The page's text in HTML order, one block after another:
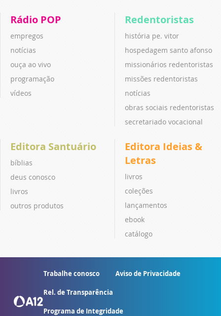
Rádio POP
empregos
notícias
ouça ao vivo
programação
vídeos
Redentoristas
história pe. vitor
hospedagem santo afonso
missionários redentoristas
missões redentoristas
notícias
obras sociais redentoristas
secretariado vocacional
Editora Santuário
bíblias
deus conosco
livros
outros produtos
Editora Ideias &
Letras
livros
coleções
lançamentos
ebook
catálogo
Trabalhe conosco Aviso de Privacidade
Rel. de Transparência
Programa de Integridade